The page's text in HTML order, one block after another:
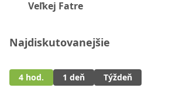
Veľkej Fatre
Najdiskutovanejšie
4 hod. 1 deň Týždeň